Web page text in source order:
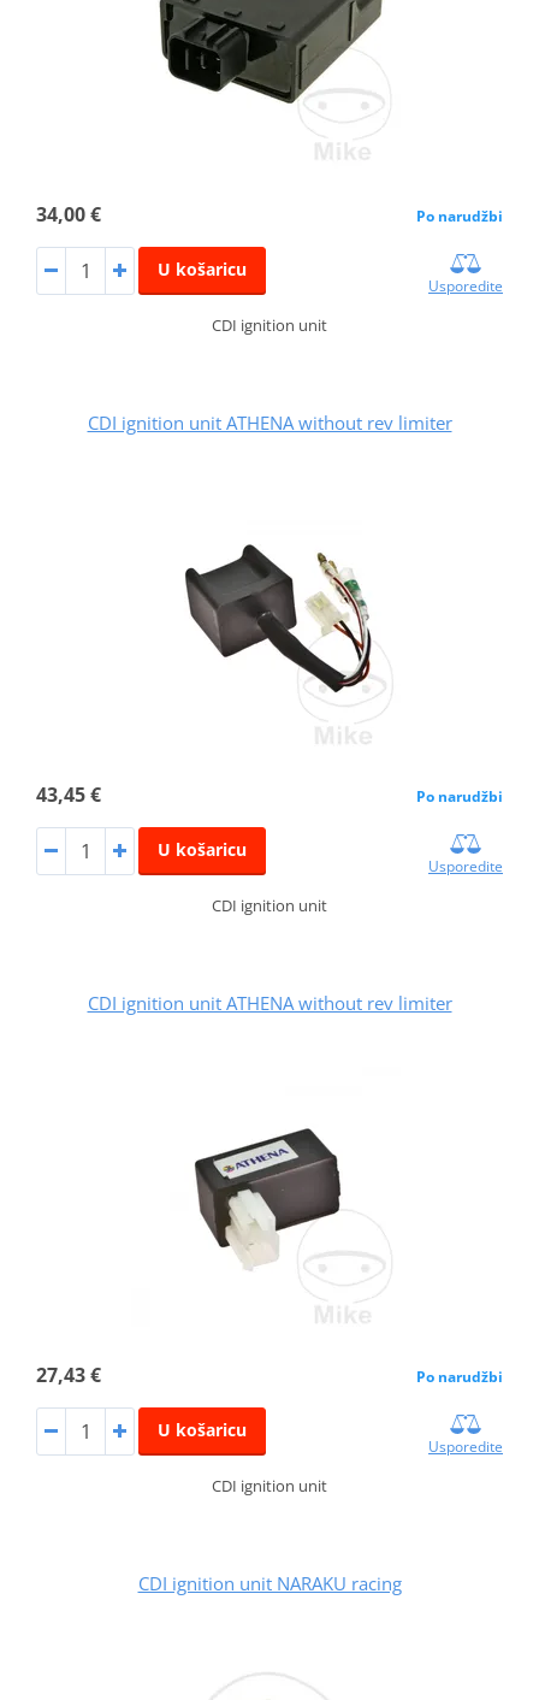
34,00 € Po narudžbi
U košaricu
Usporedite
CDI ignition unit
CDI ignition unit ATHENA without rev limiter
43,45 € Po narudžbi
U košaricu
Usporedite
CDI ignition unit
CDI ignition unit ATHENA without rev limiter
27,43 € Po narudžbi
U košaricu
Usporedite
CDI ignition unit
CDI ignition unit NARAKU racing